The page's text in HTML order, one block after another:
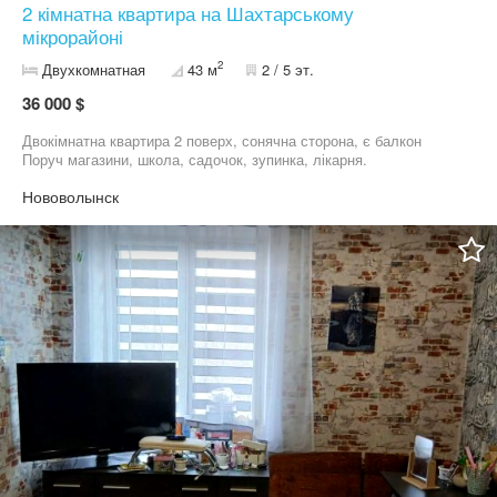
2 кімнатна квартира на Шахтарському
мікрорайоні
Двухкомнатная 43 м2 2 / 5 эт.
36 000 $
Двокімнатна квартира 2 поверх, сонячна сторона, є балкон
Поруч магазини, школа, садочок, зупинка, лікарня.
Нововолынск